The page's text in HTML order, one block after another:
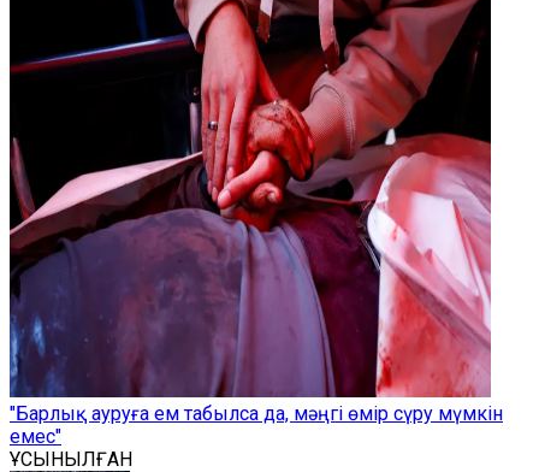
"Барлық ауруға ем табылса да, мәңгі өмір сүру мүмкін
емес"
ҰСЫНЫЛҒАН